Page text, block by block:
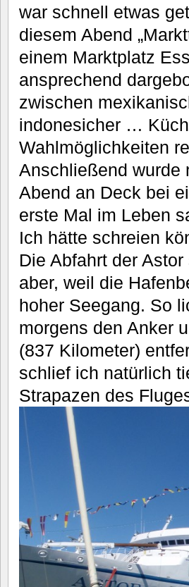
war schnell etwas
diesem Abend
einem Marktplatz
ansprechend
zwischen
indonesicher …
Wahlmöglichkeiten
Anschließend wurde
Abend an Deck bei
erste Mal im Leben
Ich hätte schreien
Die Abfahrt der
aber, weil die
hoher Seegang. So
morgens den Anker
(837 Kilometer)
schlief ich natürlich
Strapazen des